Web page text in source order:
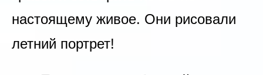
настоящему живое. Они рисовали
летний портрет!